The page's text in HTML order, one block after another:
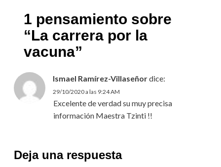
1 pensamiento sobre
“La carrera por la
vacuna”
Ismael Ramírez-Villaseñordice:
29/10/2020 a las 9:24 AM
Excelente de verdad su muy precisa
información Maestra Tzinti !!
Deja una respuesta